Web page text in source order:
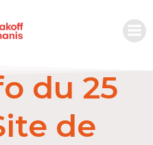
du 25
de